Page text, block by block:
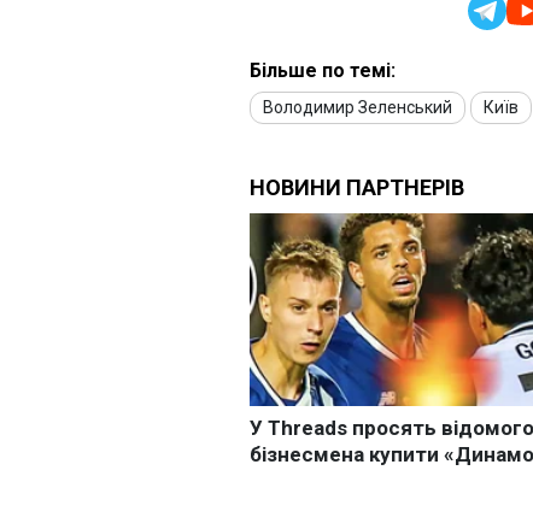
Більше по темі:
Володимир Зеленський Київ